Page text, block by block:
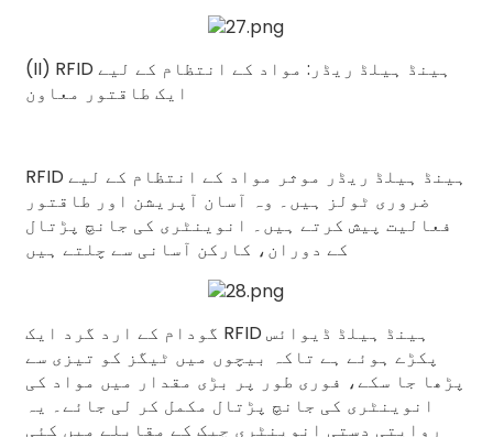
(II) RFID ہینڈ ہیلڈ ریڈر: مواد کے انتظام کے لیے
ایک طاقتور معاون
RFID ہینڈ ہیلڈ ریڈر موثر مواد کے انتظام کے لیے
ضروری ٹولز ہیں۔ وہ آسان آپریشن اور طاقتور
فعالیت پیش کرتے ہیں۔ انوینٹری کی جانچ پڑتال
کے دوران، کارکن آسانی سے چلتے ہیں
گودام کے ارد گرد ایک RFID ہینڈ ہیلڈ ڈیوائس
پکڑے ہوئے ہے تاکہ بیچوں میں ٹیگز کو تیزی سے
پڑھا جا سکے، فوری طور پر بڑی مقدار میں مواد کی
انوینٹری کی جانچ پڑتال مکمل کر لی جائے۔ یہ
روایتی دستی انوینٹری چیک کے مقابلے میں کئی